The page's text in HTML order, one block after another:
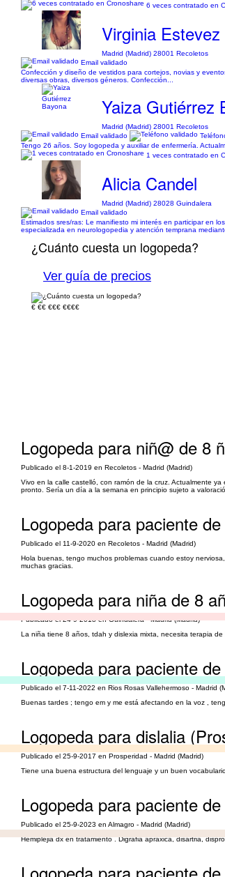
6 veces contratado en
Virginia Estevez
Madrid (Madrid) 28001 Recoletos
Email validado
Confección y diseño de vestidos para cortejos, novias y
diversas obras, diversos géneros. Confección...
Yaiza Gutiérrez
Madrid (Madrid) 28001 Recoletos
Email validado
Tengo 26 años. Soy logopeda y auxiliar de enfermería.
1 veces contratado en
Alicia Candel
Madrid (Madrid) 28028 Guindalera
Email validado
Estimados sres/ras: Le manifiesto mi interés en participar en
especializada en neurologopedia y atención temprana
¿Cuánto cuesta un logopeda?
Ver guía de precios
€ €€ €€€ €€€€
Logopeda para niñ@ de 8
Publicado el 8-1-2019 en Recoletos - Madrid (Madrid)
Vivo en la calle castelló, con ramón de la cruz. Actualmente
pronto. Sería un día a la semana en principio sujeto a
Logopeda para paciente
Publicado el 11-9-2020 en Recoletos - Madrid (Madrid)
Hola buenas, tengo muchos problemas cuando estoy
muchas gracias.
Logopeda para niña de 8
Publicado el 24-9-2018 en Guindalera - Madrid (Madrid)
La niña tiene 8 años, tdah y dislexia mixta, necesita terapia
Logopeda para paciente
Publicado el 7-11-2022 en Rios Rosas Vallehermoso - Madrid
Buenas tardes ; tengo em y me está afectando en la voz ,
Logopeda para dislalia
Publicado el 25-9-2017 en Prosperidad - Madrid (Madrid)
Tiene una buena estructura del lenguaje y un buen
Logopeda para paciente
Publicado el 25-9-2023 en Almagro - Madrid (Madrid)
Hemiplejia dx en tratamiento . Digrafia apraxica, disartria,